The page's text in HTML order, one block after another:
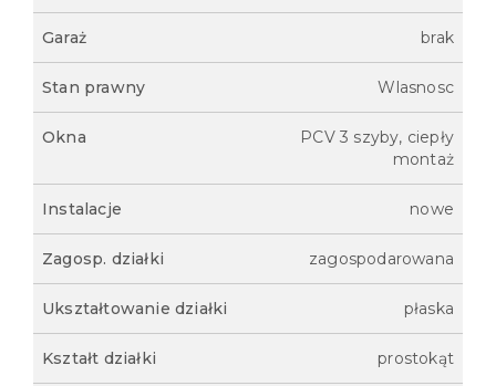
Garaż brak
Stan prawny Wlasnosc
Okna
PCV 3 szyby, ciepły
montaż
Instalacje nowe
Zagosp. działki zagospodarowana
Ukształtowanie działki płaska
Kształt działki prostokąt